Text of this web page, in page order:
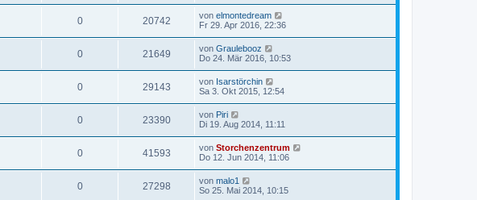
0 20742 von elmontedream
Fr 29. Apr 2016, 22:36
0 21649 von Graulebooz
Do 24. Mär 2016, 10:53
0 29143 von Isarstörchin
Sa 3. Okt 2015, 12:54
0 23390 von Piri
Di 19. Aug 2014, 11:11
0 41593 von Storchenzentrum
Do 12. Jun 2014, 11:06
0 27298 von malo1
So 25. Mai 2014, 10:15